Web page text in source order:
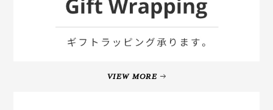
VIEW MORE